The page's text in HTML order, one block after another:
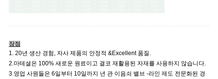
장점
1. 20년 생산 경험, 자사 제품의 안정적 &Excellent 품질.
2.마테셜은 100% 새로운 원료이고 결코 재활용된 자재를 사용하지 않습니다.
3.영업 사원들은 6일부터 10일까지 년 관 이음쇠 밸브 -라인 제도 전문화된 경